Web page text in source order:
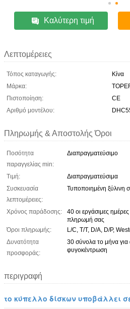
Καλύτερη τιμή
Λεπτομέρειες
Τόπος καταγωγής:
Κίνα
Μάρκα:
Πιστοποίηση:
CE
Αριθμό μοντέλου:
Πληρωμής & Αποστολής Όροι
Ποσότητα
παραγγελίας min:
Διαπραγματεύσιμο
Τιμή:
Διαπραγματεύσιμα
Συσκευασία
λεπτομέρειες:
Τυποποιημένη ξύλινη
Χρόνος παράδοσης:
40 οι εργάσιμες
πληρωμή σας
Όροι πληρωμής:
L/C, T/T, D/A, D/P,
Δυνατότητα
προσφοράς:
30 σύνολα το μήνα
φυγοκέντρωση
περιγραφή
το κύπελλο δίσκων υποβάλλει